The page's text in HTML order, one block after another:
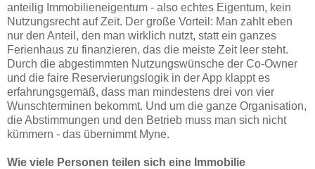
anteilig Immobilieneigentum - also echtes Eigentum, kein
Nutzungsrecht auf Zeit. Der große Vorteil: Man zahlt eben
nur den Anteil, den man wirklich nutzt, statt ein ganzes
Ferienhaus zu finanzieren, das die meiste Zeit leer steht.
Durch die abgestimmten Nutzungswünsche der Co-Owner
und die faire Reservierungslogik in der App klappt es
erfahrungsgemäß, dass man mindestens drei von vier
Wunschterminen bekommt. Und um die ganze Organisation,
die Abstimmungen und den Betrieb muss man sich nicht
kümmern - das übernimmt Myne.
Wie viele Personen teilen sich eine Immobilie